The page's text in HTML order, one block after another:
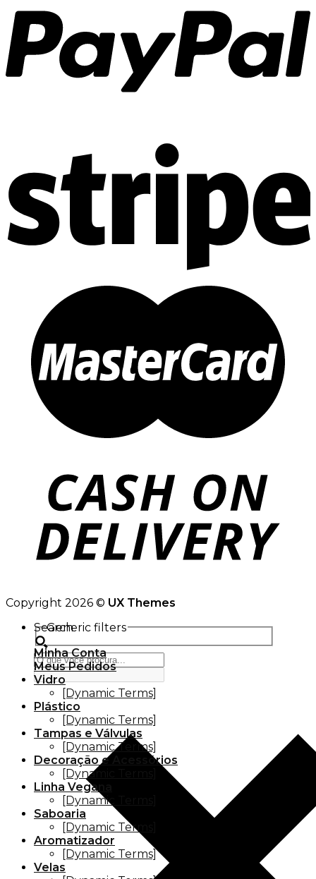
Copyright 2026 © UX Themes
Search
Generic filters
Minha Conta
Meus Pedidos
Vidro
[Dynamic Terms]
Plástico
[Dynamic Terms]
Tampas e Válvulas
[Dynamic Terms]
Decoração e Acessórios
[Dynamic Terms]
Linha Vegana
[Dynamic Terms]
Saboaria
[Dynamic Terms]
Aromatizador
[Dynamic Terms]
Velas